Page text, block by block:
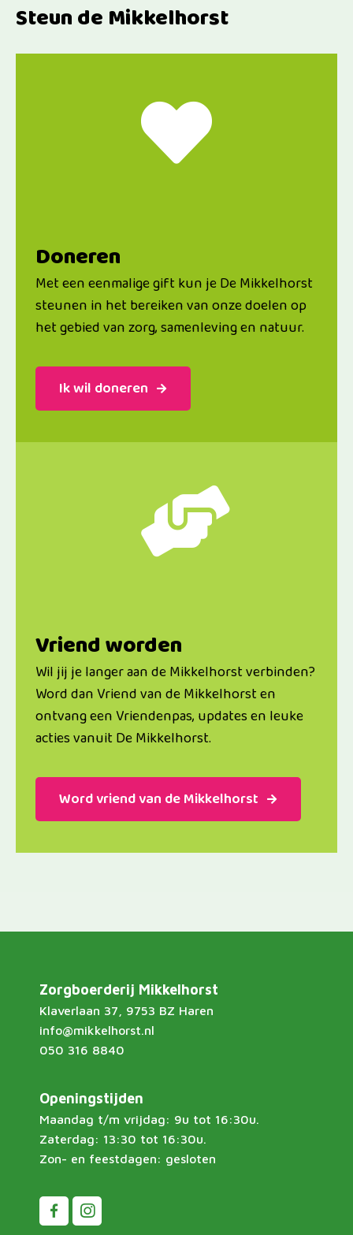
Steun de Mikkelhorst
Doneren
Met een eenmalige gift kun je De Mikkelhorst
steunen in het bereiken van onze doelen op
het gebied van zorg, samenleving en natuur.
Ik wil doneren
Vriend worden
Wil jij je langer aan de Mikkelhorst verbinden?
Word dan Vriend van de Mikkelhorst en
ontvang een Vriendenpas, updates en leuke
acties vanuit De Mikkelhorst.
Word vriend van de Mikkelhorst
Zorgboerderij Mikkelhorst
Klaverlaan 37, 9753 BZ Haren
info@mikkelhorst.nl
050 316 8840
Openingstijden
Maandag t/m vrijdag: 9u tot 16:30u.
Zaterdag: 13:30 tot 16:30u.
Zon- en feestdagen: gesloten